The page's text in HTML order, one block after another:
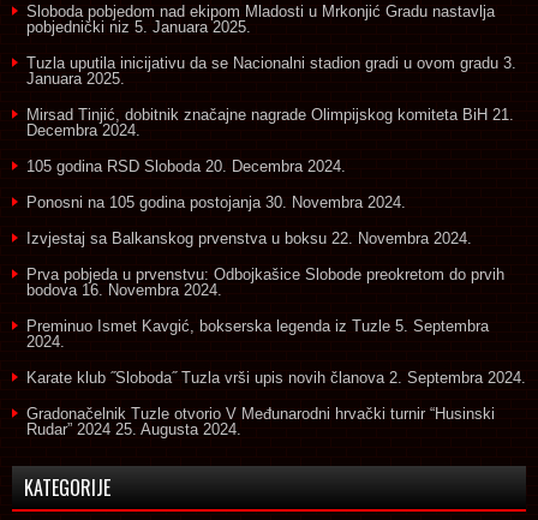
Sloboda pobjedom nad ekipom Mladosti u Mrkonjić Gradu nastavlja
pobjednički niz 5. Januara 2025.
Tuzla uputila inicijativu da se Nacionalni stadion gradi u ovom gradu 3.
Januara 2025.
Mirsad Tinjić, dobitnik značajne nagrade Olimpijskog komiteta BiH 21.
Decembra 2024.
105 godina RSD Sloboda 20. Decembra 2024.
Ponosni na 105 godina postojanja 30. Novembra 2024.
Izvjestaj sa Balkanskog prvenstva u boksu 22. Novembra 2024.
Prva pobjeda u prvenstvu: Odbojkašice Slobode preokretom do prvih
bodova 16. Novembra 2024.
Preminuo Ismet Kavgić, bokserska legenda iz Tuzle 5. Septembra
2024.
Karate klub ˝Sloboda˝ Tuzla vrši upis novih članova 2. Septembra 2024.
Gradonačelnik Tuzle otvorio V Međunarodni hrvački turnir “Husinski
Rudar” 2024 25. Augusta 2024.
KATEGORIJE